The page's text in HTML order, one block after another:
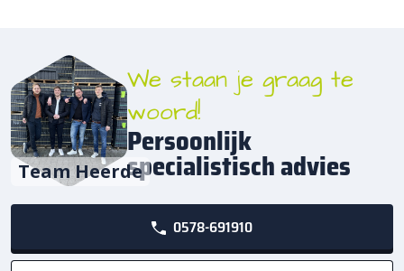
Team Heerde
We staan je graag te
woord!
Persoonlijk
specialistisch advies
0578-691910